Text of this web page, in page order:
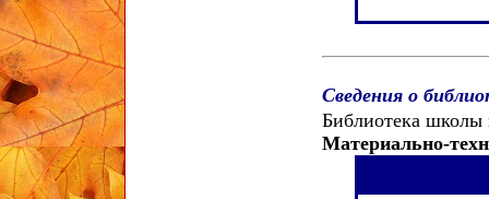
Сведения о
Библиотека школы
Материально-